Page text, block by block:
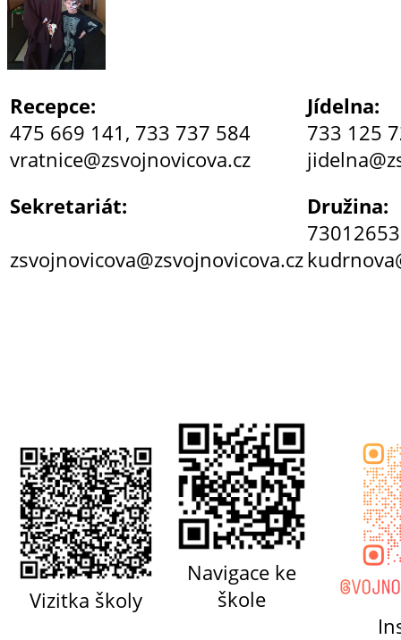
Recepce:
475 669 141, 733 737 584
vratnice@zsvojnovicova.cz
Sekretariát:
zsvojnovicova@zsvojnovicova.cz
Jídelna:
733 125
Družina:
Vizitka školy
Navigace ke
škole